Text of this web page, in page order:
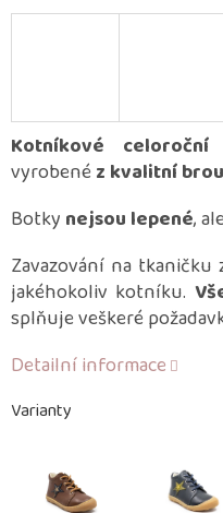
Varianty
Kotníkové
vyrobené z kvalitní
Botky nejsou lepené, ale
Zavazování na tkaničku
jakéhokoliv kotníku.
splňuje veškeré
Detailní informace